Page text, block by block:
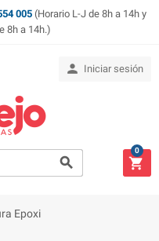
005 (Horario L-J de 8h a 14h y
8h a 14h.)
 Iniciar sesión
 
0
Epoxi